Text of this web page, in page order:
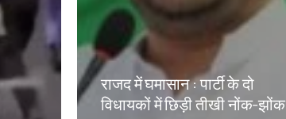
राजद में घमासान : पार्टी के दो
विधायकों में छिड़ी तीखी नोंक-झोंक